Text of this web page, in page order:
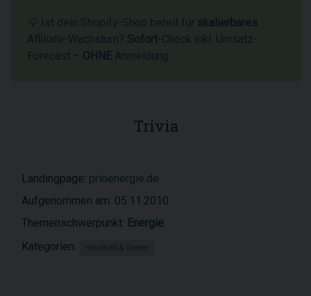
💡 Ist dein Shopify-Shop bereit für skalierbares
Affiliate-Wachstum? Sofort-Check inkl. Umsatz-
Forecast – OHNE Anmeldung.
Trivia
Landingpage: prioenergie.de
Aufgenommen am: 05.11.2010
Themenschwerpunkt: Energie
Kategorien:
Haushalt & Garten